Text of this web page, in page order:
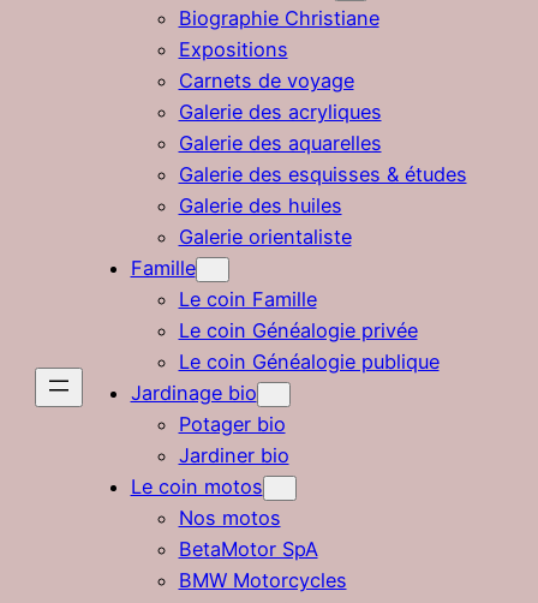
Biographie Christiane
Expositions
Carnets de voyage
Galerie des acryliques
Galerie des aquarelles
Galerie des esquisses & études
Galerie des huiles
Galerie orientaliste
Famille
Le coin Famille
Le coin Généalogie privée
Le coin Généalogie publique
Jardinage bio
Potager bio
Jardiner bio
Le coin motos
Nos motos
BetaMotor SpA
BMW Motorcycles